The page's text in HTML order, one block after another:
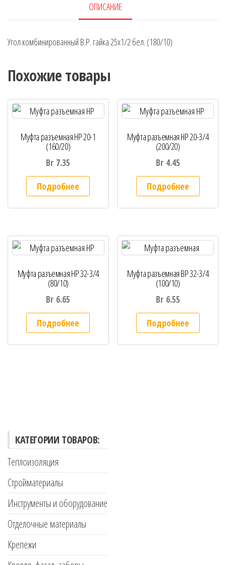
ОПИСАНИЕ
Угол комбинированный В.Р. гайка 25х1/2 бел. (180/10)
Похожие товары
Муфта разъемная НР 20-1
(160/20)
Br 7.35
Подробнее
Муфта разъемная НР 20-3/4
(200/20)
Br 4.45
Подробнее
Муфта разъемная НР 32-3/4
(80/10)
Br 6.65
Подробнее
Муфта разъемная ВР 32-3/4
(100/10)
Br 6.55
Подробнее
КАТЕГОРИИ ТОВАРОВ:
Теплоизоляция
Стройматериалы
Инструменты и оборудование
Отделочные материалы
Крепежи